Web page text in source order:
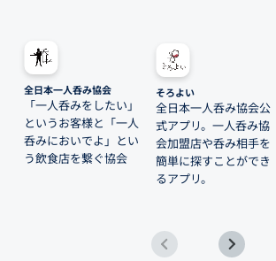
全日本一人呑み協会
「一人呑みをしたい」
というお客様と「一人
呑みにおいでよ」とい
う飲食店を繋ぐ協会
そろよい
全日本一人呑み協会公
式アプリ。一人呑み協
会加盟店や呑み相手を
簡単に探すことができ
るアプリ。